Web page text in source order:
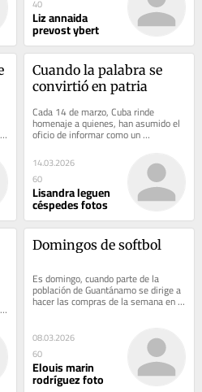
40
Liz annaida
prevost ybert
Cuando la palabra se
convirtió en patria
Cada 14 de marzo, Cuba rinde
homenaje a quienes, han asumido el
oficio de informar como un
trata de una fecha...
14.03.2026
60
Lisandra leguen
céspedes fotos
Domingos de softbol
Es domingo, cuando parte de la
población de Guantánamo se dirige a
hacer las compras de la semana en la
Feria u otra actividad, un grupo de...
08.03.2026
60
Elouis marin
rodríguez foto